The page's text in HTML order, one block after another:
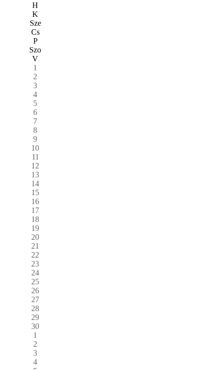
H
K
Sze
Cs
P
Szo
V
1
2
3
4
5
6
7
8
9
10
11
12
13
14
15
16
17
18
19
20
21
22
23
24
25
26
27
28
29
30
1
2
3
4